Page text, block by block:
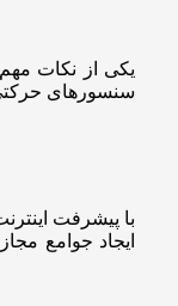
یکی از نکات مهم
سنسورهای
با پیشرفت
ایجاد جوامع